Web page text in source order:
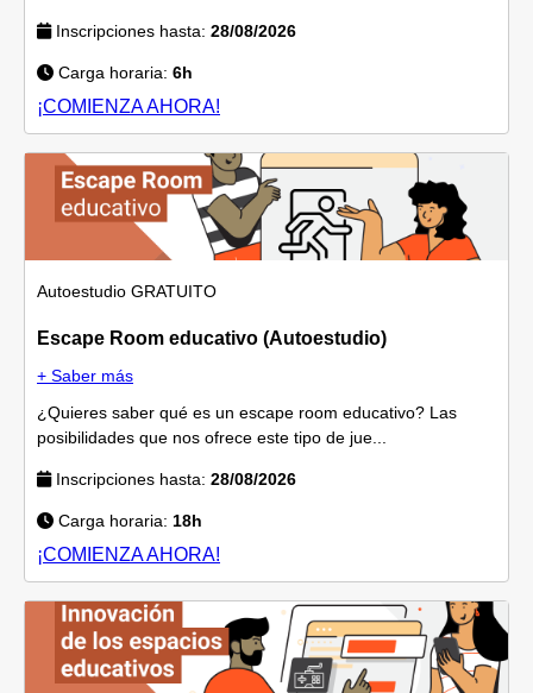
Inscripciones hasta: 28/08/2026
Carga horaria: 6h
¡COMIENZA AHORA!
Autoestudio GRATUITO
Escape Room educativo (Autoestudio)
+ Saber más
¿Quieres saber qué es un escape room educativo? Las
posibilidades que nos ofrece este tipo de jue...
Inscripciones hasta: 28/08/2026
Carga horaria: 18h
¡COMIENZA AHORA!